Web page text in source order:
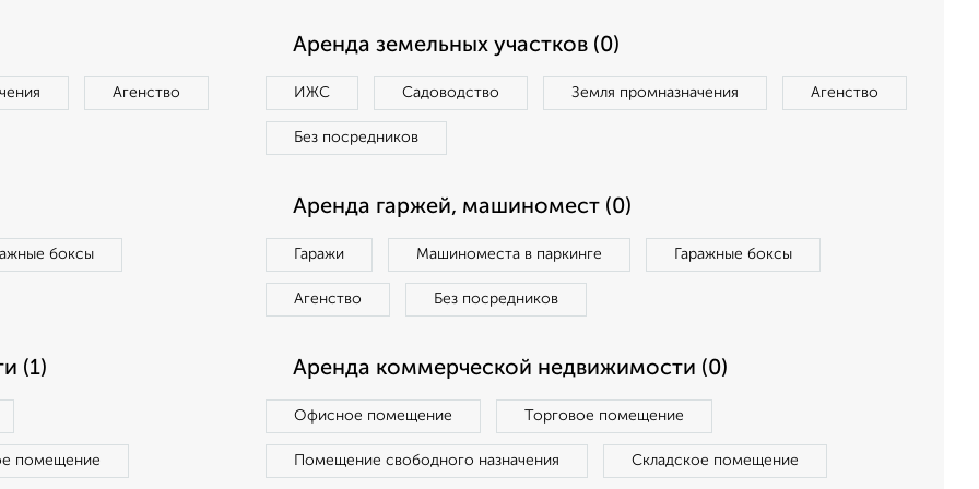
Агенство
Аренда земельных участков (0)
ИЖС Садоводство Земля промназначения Агенство
Без посредников
боксы
Аренда гаржей, машиномест (0)
Гаражи Машиноместа в паркинге Гаражные боксы
Агенство Без посредников
(1)
помещение
Аренда коммерческой недвижимости (0)
Офисное помещение Торговое помещение
Помещение свободного назначения Складское помещение